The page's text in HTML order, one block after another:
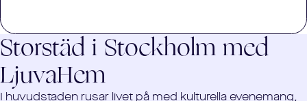
Storstäd i Stockholm med
LjuvaHem
I huvudstaden rusar livet på med kulturella evenemang,